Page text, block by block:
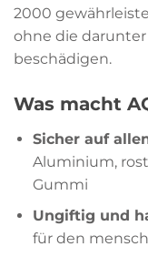
2000
ohne die
beschädigen.
Was macht
Sicher auf
Aluminium,
Gummi
Ungiftig und
für den